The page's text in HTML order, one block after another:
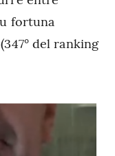
fortuna
del ranking